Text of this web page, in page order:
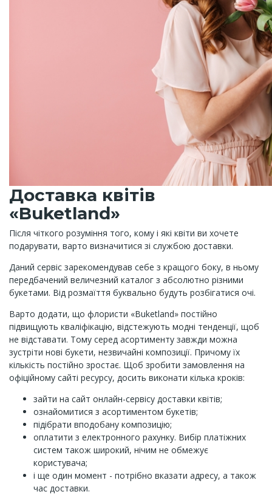
Доставка квітів
«Buketland»
Після чіткого розуміння того, кому і які квіти ви хочете
подарувати, варто визначитися зі службою доставки.
Даний сервіс зарекомендував себе з кращого боку, в ньому
передбачений величезний каталог з абсолютно різними
букетами. Від розмаїття буквально будуть розбігатися очі.
Варто додати, що флористи «Buketland» постійно
підвищують кваліфікацію, відстежують модні тенденції, щоб
не відставати. Тому серед асортименту завжди можна
зустріти нові букети, незвичайні композиції. Причому їх
кількість постійно зростає. Щоб зробити замовлення на
офіційному сайті ресурсу, досить виконати кілька кроків:
зайти на сайт онлайн-сервісу доставки квітів;
ознайомитися з асортиментом букетів;
підібрати вподобану композицію;
оплатити з електронного рахунку. Вибір платіжних
систем також широкий, нічим не обмежує
користувача;
і ще один момент - потрібно вказати адресу, а також
час доставки.